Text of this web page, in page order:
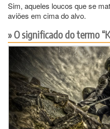
Sim, aqueles loucos que se
aviões em cima do alvo.
O significado do termo